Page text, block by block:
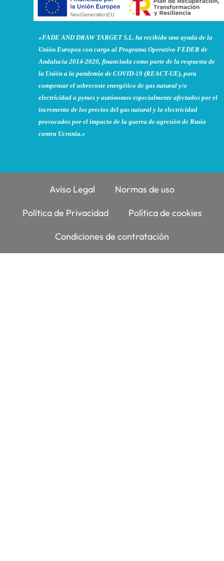
«FADE AND DRAW TARGET S.L. ha recibido una ayuda de la
Unión Europea con cargo al Programa Operativo FEDER de
Andalucía 2014-2020, financiada como parte de la respuesta de
la Unión a la pandemia de COVID-19 (REACT-UE), para
compensar el sobrecoste energético de gas natural y/o
electricidad a pymes y autónomos especialmente afectados por el
incremento de los precios del gas natural y la electricidad
provocados por el impacto de la guerra de agresión de Rusia
contra Ucrania.»
Aviso Legal Normas de uso
Política de Privacidad Política de cookies
Condiciones de contratación